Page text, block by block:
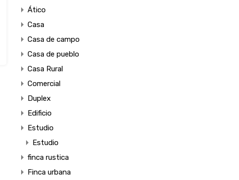
Ático
Casa
Casa de campo
Casa de pueblo
Casa Rural
Comercial
Duplex
Edificio
Estudio
Estudio
finca rustica
Finca urbana